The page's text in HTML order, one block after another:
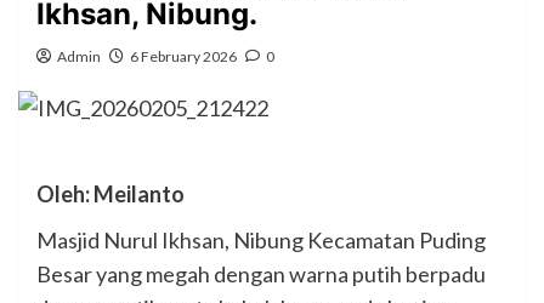
Ikhsan, Nibung.
Admin 6 February 2026 0
Oleh: Meilanto
Masjid Nurul Ikhsan, Nibung Kecamatan Puding
Besar yang megah dengan warna putih berpadu